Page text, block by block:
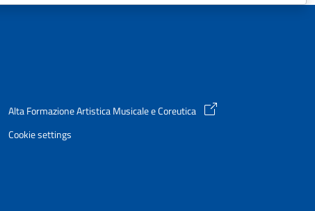
Alta Formazione Artistica Musicale e Coreutica
Cookie settings